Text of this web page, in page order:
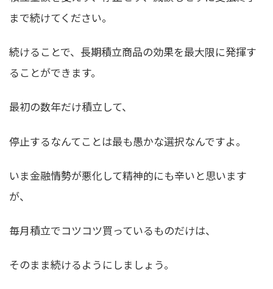
まで続けてください。
続けることで、長期積立商品の効果を最大限に発揮す
ることができます。
最初の数年だけ積立して、
停止するなんてことは最も愚かな選択なんですよ。
いま金融情勢が悪化して精神的にも辛いと思います
が、
毎月積立でコツコツ買っているものだけは、
そのまま続けるようにしましょう。